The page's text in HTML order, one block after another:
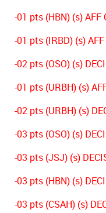
-01 pts (HBN) (s) AFF
-01 pts (IRBD) (s) AFF
-02 pts (OSO) (s)
-01 pts (URBH) (s)
-02 pts (URBH) (s)
-03 pts (OSO) (s)
-03 pts (JSJ) (s)
-03 pts (HBN) (s)
-03 pts (CSAH) (s)